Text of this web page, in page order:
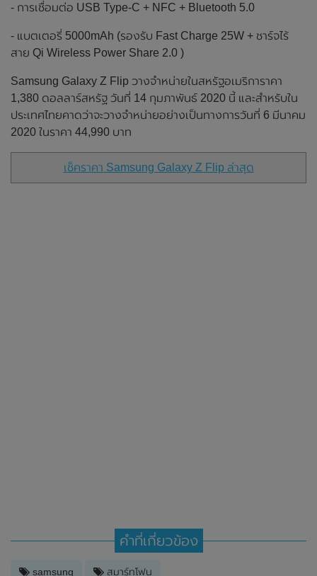
- การเชื่อมต่อ USB Type-C + NFC + Bluetooth 5.0
- แบตเตอรี่ 5000mAh (รองรับ Fast Charge 25W + ชาร์จไร้
สาย Qi Wireless Power Share 2.0 )
Samsung Galaxy Z Flip วางจำหน่ายในสหรัฐอเมริการาคา
1,380 ดอลลาร์สหรัฐ วันที่ 14 กุมภาพันธ์ 2020 นี้ และสำหรับใน
ประเทศไทยคาดว่าจะวางจำหน่ายอย่างเป็นทางการวันที่ 6 มีนาคม
2020 ในราคา 44,990 บาท
เช็คราคา Samsung Galaxy Z Flip ล่าสุด
คำที่เกี่ยวข้อง
samsung สมาร์ทโฟน